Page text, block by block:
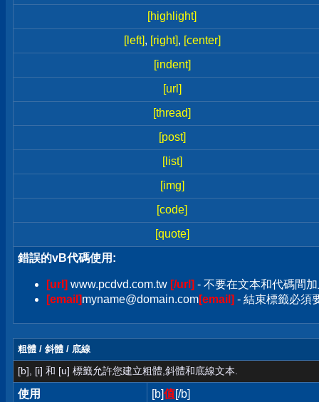
[highlight]
[left], [right], [center]
[indent]
[url]
[thread]
[post]
[list]
[img]
[code]
[quote]
錯誤的vB代碼使用:
[url] www.pcdvd.com.tw [/url] - 不要在文本和代碼間
[email]myname@domain.com[email] - 結束標籤必須
粗體 / 斜體 / 底線
[b], [i] 和 [u] 標籤允許您建立粗體,斜體和底線文本.
使用 [b]值[/b]